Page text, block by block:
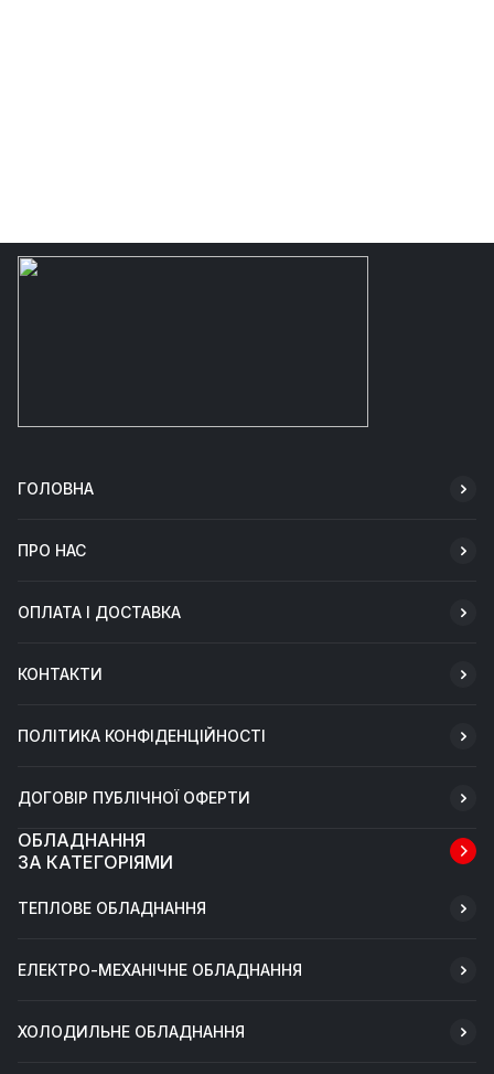
ГОЛОВНА
ПРО НАС
ОПЛАТА І ДОСТАВКА
КОНТАКТИ
ПОЛІТИКА КОНФІДЕНЦІЙНОСТІ
ДОГОВІР ПУБЛІЧНОЇ ОФЕРТИ
ОБЛАДНАННЯ
ЗА КАТЕГОРІЯМИ
ТЕПЛОВЕ ОБЛАДНАННЯ
ЕЛЕКТРО-МЕХАНІЧНЕ ОБЛАДНАННЯ
ХОЛОДИЛЬНЕ ОБЛАДНАННЯ